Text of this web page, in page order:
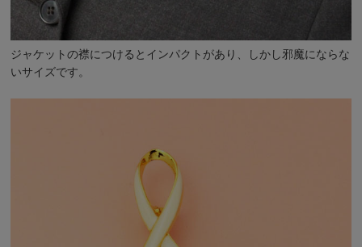
ジャケットの襟につけるとインパクトがあり、しかし邪魔にならな
いサイズです。